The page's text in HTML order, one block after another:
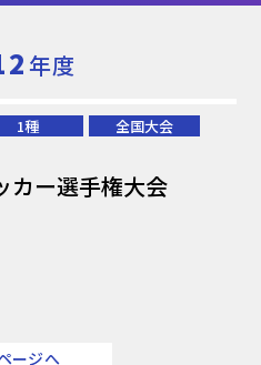
年度
1種 全国大会
カー選手権大会
ージへ